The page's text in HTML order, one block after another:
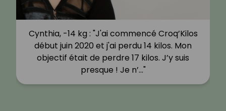
Cynthia, -14 kg : "J'ai commencé Croq’Kilos
début juin 2020 et j'ai perdu 14 kilos. Mon
objectif était de perdre 17 kilos. J’y suis
presque ! Je n’…"